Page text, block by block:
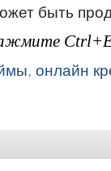
быть
, онлайн